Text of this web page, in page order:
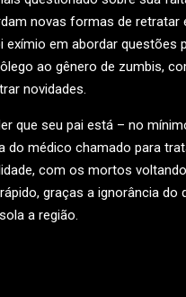
novas formas de
exímio em abordar
ao gênero de zumbis,
novidades.
que seu pai está – no
médico chamado para
com os mortos
graças a ignorância
a região.